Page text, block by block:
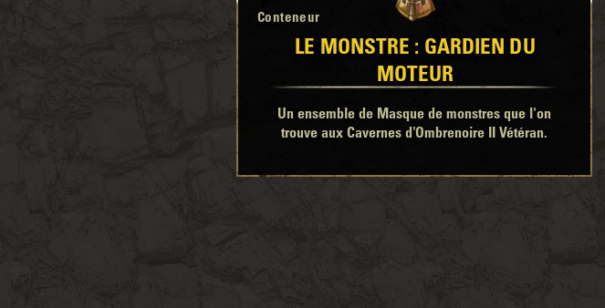
Conteneur
LE MONSTRE : GARDIEN DU
MOTEUR
Un ensemble de Masque de monstres que l'on
trouve aux Cavernes d'Ombrenoire II Vétéran.